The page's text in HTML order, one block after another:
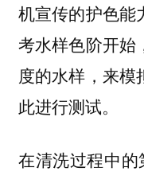
机宣传的护色能
考水样色阶开始
度的水样，来模
此进行测试。
在清洗过程中